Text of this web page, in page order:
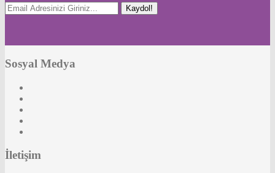
Kaydol!
Sosyal Medya
İletişim